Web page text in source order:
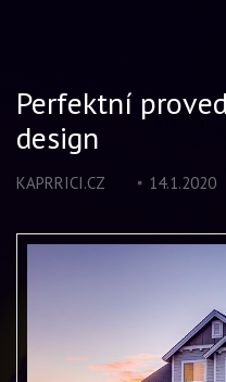
Perfektní
design
KAPRRICI.CZ 14.1.2020